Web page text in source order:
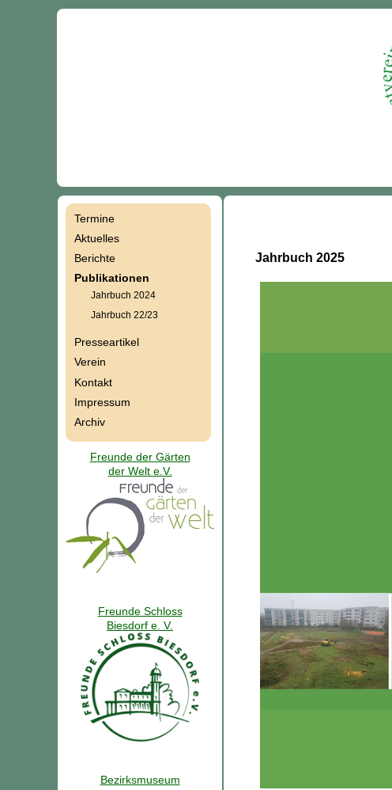
Jahrbuch 2025
Termine
Aktuelles
Berichte
Publikationen
Jahrbuch 2024
Jahrbuch 22/23
Presseartikel
Verein
Kontakt
Impressum
Archiv
Freunde der Gärten
der Welt e.V.
Freunde Schloss
Biesdorf e. V.
Bezirksmuseum